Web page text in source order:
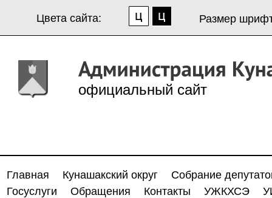
Цвета сайта: Размер
официальный сайт
Главная Кунашакский округ
Собрание
Госуслуги
Обращения Контакты УЖКХСЭ